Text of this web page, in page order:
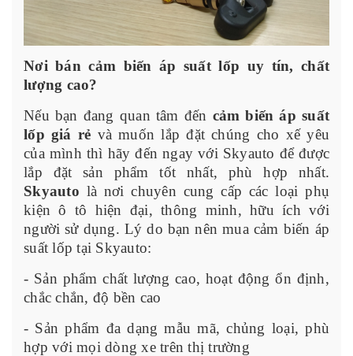
Nơi bán cảm biến áp suất lốp uy tín, chất
lượng cao?
Nếu bạn đang quan tâm đến cảm biến áp suất
lốp giá rẻ và muốn lắp đặt chúng cho xế yêu
của mình thì hãy đến ngay với Skyauto để được
lắp đặt sản phẩm tốt nhất, phù hợp nhất.
Skyauto là nơi chuyên cung cấp các loại phụ
kiện ô tô hiện đại, thông minh, hữu ích với
người sử dụng. Lý do bạn nên mua cảm biến áp
suất lốp tại Skyauto:
- Sản phẩm chất lượng cao, hoạt động ổn định,
chắc chắn, độ bền cao
- Sản phẩm đa dạng mẫu mã, chủng loại, phù
hợp với mọi dòng xe trên thị trường